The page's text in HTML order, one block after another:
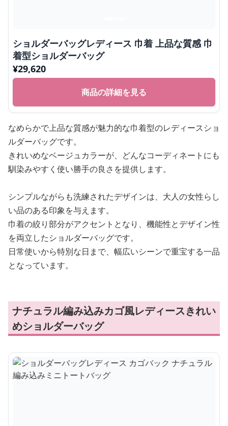
ショルダーバッグレディース 巾着 上品な質感 巾
着型ショルダーバッグ
¥29,620
商品の詳細を見る
なめらかで上品な質感が魅力的な巾着型のレディースショ
ルダーバッグです。
きれいめなベージュカラーが、どんなコーディネートにも
馴染みやすく使い勝手の良さを提供します。
シンプルながらも洗練されたデザインは、大人の女性らし
い品のある印象を与えます。
巾着の絞り部分がアクセントとなり、機能性とデザイン性
を両立したショルダーバッグです。
日常使いから特別な日まで、幅広いシーンで重宝する一品
となっています。
ナチュラル編み込みカゴ風レディースきれい
めショルダーバッグ